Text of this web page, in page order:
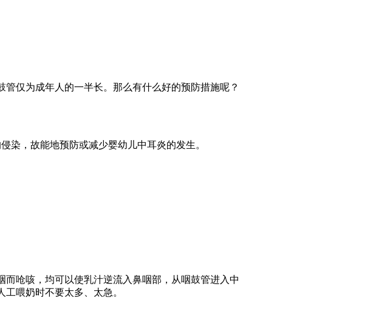
仅为成年人的一半长。那么有什么好的预防措施呢？
，故能地预防或减少婴幼儿中耳炎的发生。
呛咳，均可以使乳汁逆流入鼻咽部，从咽鼓管进入中
喂奶时不要太多、太急。